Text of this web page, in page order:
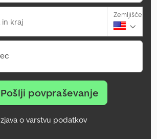
in kraj
Zemljišče
Pošlji povpraševanje
o varstvu podatkov